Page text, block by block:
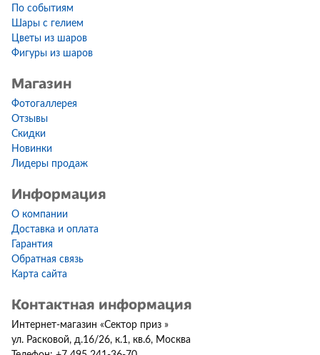
По событиям
Шары с гелием
Цветы из шаров
Фигуры из шаров
Магазин
Фотогаллерея
Отзывы
Скидки
Новинки
Лидеры продаж
Информация
О компании
Доставка и оплата
Гарантия
Обратная связь
Карта сайта
Контактная информация
Интернет-магазин «Сектор приз »
ул. Расковой, д.16/26, к.1, кв.6, Москва